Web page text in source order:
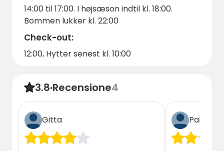
14:00 til 17:00. I højsæson indtil kl. 18:00.
Bommen lukker kl. 22:00
Check-out:
12:00, Hytter senest kl. 10:00
3.8·Recensione4
Gitta Palle